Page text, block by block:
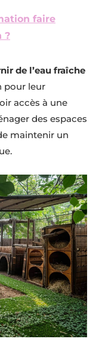
faire
?
de l’eau fraîche
pour leur
accès à une
des espaces
maintenir un